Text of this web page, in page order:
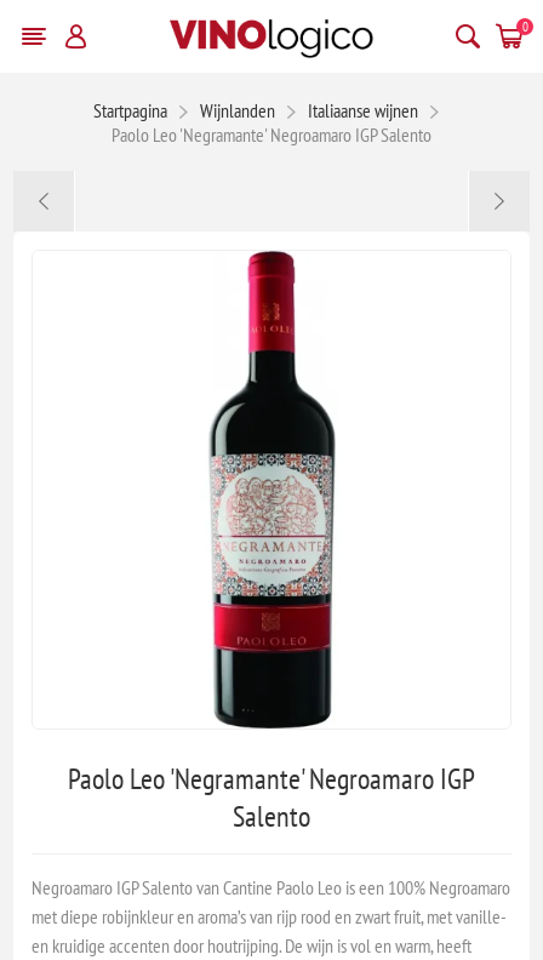
0
Startpagina Wijnlanden
Italiaanse wijnen
Paolo Leo 'Negramante' Negroamaro IGP Salento
Paolo Leo 'Negramante' Negroamaro IGP
Salento
Negroamaro IGP Salento van Cantine Paolo Leo is een 100% Negroamaro
met diepe robijnkleur en aroma’s van rijp rood en zwart fruit, met vanille-
en kruidige accenten door houtrijping. De wijn is vol en warm, heeft